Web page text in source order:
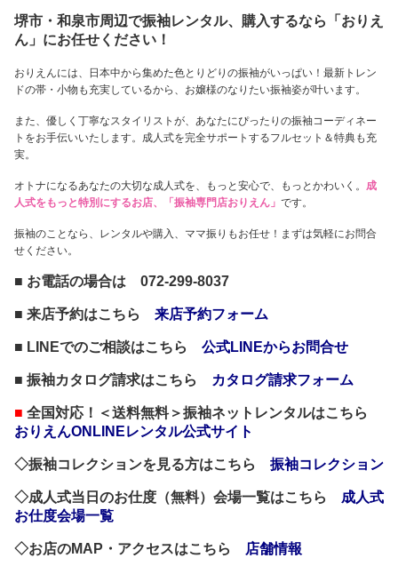
堺市・和泉市周辺で振袖レンタル、購入するなら「おりえ
ん」にお任せください！
おりえんには、日本中から集めた色とりどりの振袖がいっぱい！最新トレン
ドの帯・小物も充実しているから、お嬢様のなりたい振袖姿が叶います。
また、優しく丁寧なスタイリストが、あなたにぴったりの振袖コーディネー
トをお手伝いいたします。成人式を完全サポートするフルセット＆特典も充
実。
オトナになるあなたの大切な成人式を、もっと安心で、もっとかわいく。 成
人式をもっと特別にするお店、「振袖専門店おりえん」 です。
振袖のことなら、レンタルや購入、ママ振りもお任せ！まずは気軽にお問合
せください。
■ お電話の場合は 072-299-8037
■ 来店予約はこちら 来店予約フォーム
■ LINEでのご相談はこちら 公式LINEからお問合せ
■ 振袖カタログ請求はこちら カタログ請求フォーム
■ 全国対応！＜送料無料＞振袖ネットレンタルはこちら
おりえんONLINEレンタル公式サイト
◇振袖コレクションを見る方はこちら 振袖コレクション
◇成人式当日のお仕度（無料）会場一覧はこちら 成人式
お仕度会場一覧
◇お店のMAP・アクセスはこちら 店舗情報